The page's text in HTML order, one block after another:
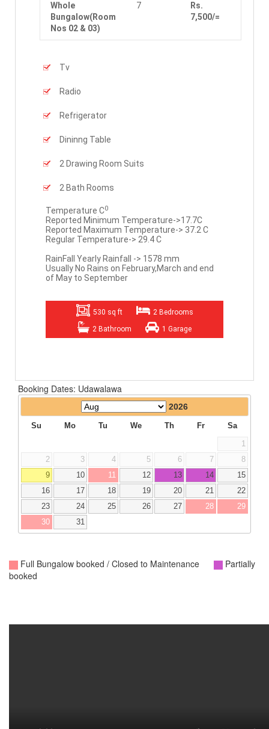
Whole
Bungalow(Room
Nos 02 & 03)
7
Rs.
7,500/=
Tv
Radio
Refrigerator
Dininng Table
2 Drawing Room Suits
2 Bath Rooms
Temperature C0
Reported Minimum Temperature->17.7C
Reported Maximum Temperature-> 37.2 C
Regular Temperature-> 29.4 C
RainFall Yearly Rainfall -> 1578 mm
Usually No Rains on February,March and end
of May to September
530 sq ft
2 Bedrooms
2 Bathroom
1 Garage